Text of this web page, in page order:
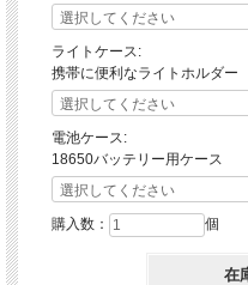
Hiｇｈ（950ルーメン）：110分
Middle（455ルーメン）：240分
Low（125ルーメン）：840分
SOS（950ルーメン）：240分
Strobe（950ルーメン）：240分
※ BLACKWOLF 18650リチウムイ
※環境条件によって誤差が生じま
【セット内容】
・BLACKWOLF LC-M8 （バッテリー
ライトケース:
携帯に便利なライトホルダー
電池ケース:
18650バッテリー用ケース
購入数： 個
在